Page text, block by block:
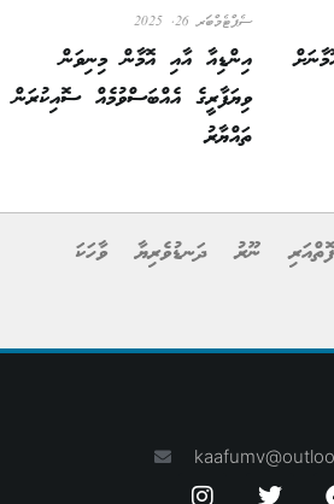
ސެޕްޓެމްބަރ 26, 2025
އިންޑިއާ އާއި އޮމާން މިނިވަން
ވިޔަފާރީގެ އެއްބަސްވުމެއް ސޮއިކުރަން
ތައްޔާރު
ފޮތްއަރި ނޫރު ދަނޑުވެރިޔާ
ވާހަކަ